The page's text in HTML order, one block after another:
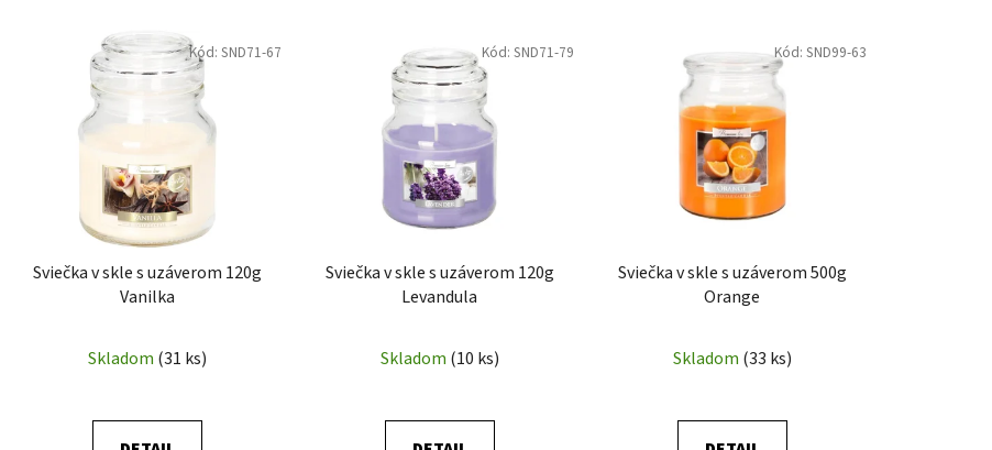
Sviečka v skle s uzáverom 120g
Vanilka
Skladom (31 ks)
Kód: SND71-67
Sviečka v skle s uzáverom 120g
Levandula
Skladom (10 ks)
Kód: SND71-79
Sviečka v skle s uzáverom 500g
Orange
Skladom (33 ks)
Kód: SND99-63